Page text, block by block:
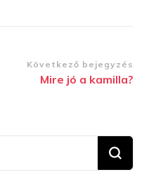
Következő bejegyzés
Mire jó a kamilla?